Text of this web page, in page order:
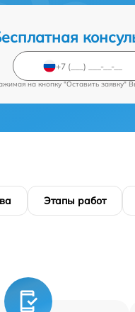
на кнопку "Оставить заявку"
Этапы работ